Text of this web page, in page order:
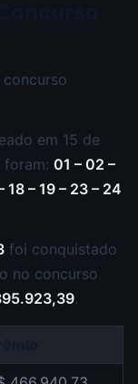
em 15 de
foram: 01 – 02 –
18 – 19 – 23 – 24
foi conquistado
no concurso
.